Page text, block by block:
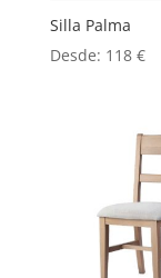
Silla Palma
Desde: 118 €